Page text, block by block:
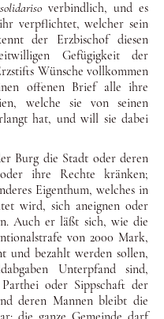
solidarisoverbindlich, und es
verpflichtet, welcher sein
der Erzbischof diesen
Gefügigkeit der
Wünsche vollkommen
offenen Brief alle ihre
welche sie von seinen
hat, und will sie dabei
die Stadt oder deren
ihre Rechte kränken;
Eigenthum, welches in
wird, sich aneignen oder
Auch er läßt sich, wie die
von 2000 Mark,
und bezahlt werden sollen,
Unterpfand sind,
oder Sippschaft der
deren Mannen bleibt die